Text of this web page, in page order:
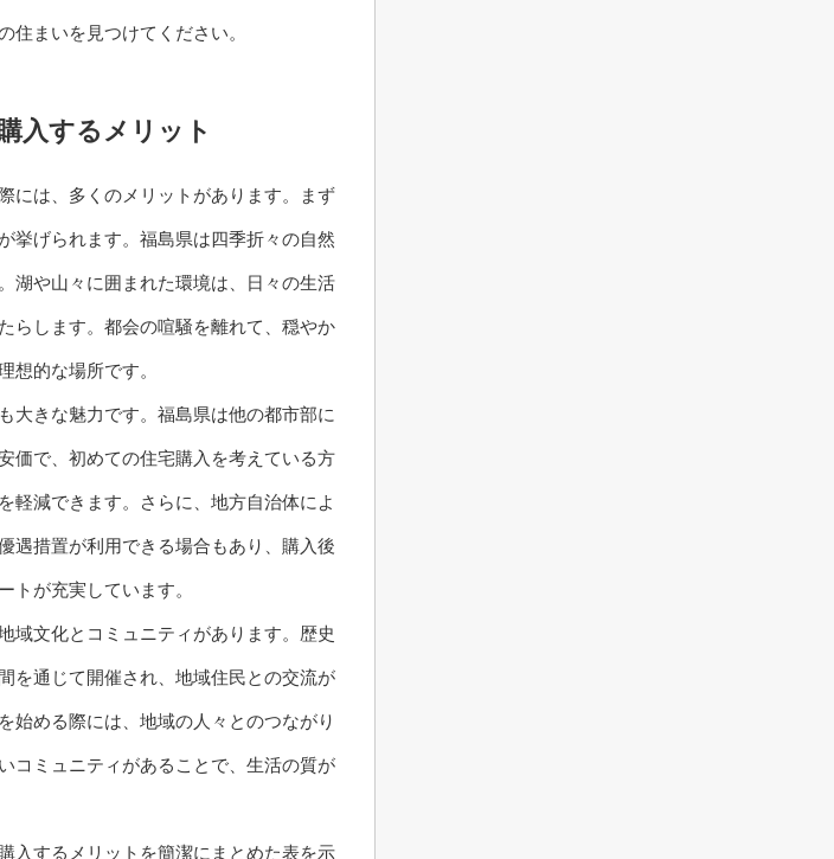
住まいを見つけてください。
入するメリット
には、多くのメリットがあります。まず
挙げられます。福島県は四季折々の自然
湖や山々に囲まれた環境は、日々の生活
らします。都会の喧騒を離れて、穏やか
想的な場所です。
大きな魅力です。福島県は他の都市部に
価で、初めての住宅購入を考えている方
軽減できます。さらに、地方自治体によ
遇措置が利用できる場合もあり、購入後
トが充実しています。
域文化とコミュニティがあります。歴史
を通じて開催され、地域住民との交流が
始める際には、地域の人々とのつながり
コミュニティがあることで、生活の質が
入するメリットを簡潔にまとめた表を示